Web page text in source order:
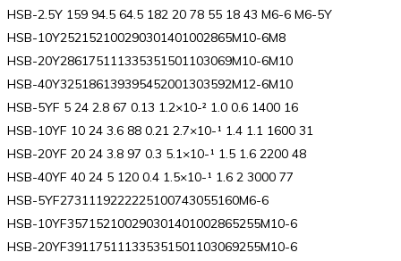
HSB-2.5Y 159 94.5 64.5 182 20 78 55 18 43 M6-6 M6-5Y
HSB-10Y252152100290301401002865M10-6M8
HSB-20Y286175111335351501103069M10-6M10
HSB-40Y325186139395452001303592M12-6M10
HSB-5YF 5 24 2.8 67 0.13 1.2×10-² 1.0 0.6 1400 16
HSB-10YF 10 24 3.6 88 0.21 2.7×10-¹ 1.4 1.1 1600 31
HSB-20YF 20 24 3.8 97 0.3 5.1×10-¹ 1.5 1.6 2200 48
HSB-40YF 40 24 5 120 0.4 1.5×10-¹ 1.6 2 3000 77
HSB-5YF2731119222225100743055160M6-6
HSB-10YF357152100290301401002865255M10-6
HSB-20YF391175111335351501103069255M10-6